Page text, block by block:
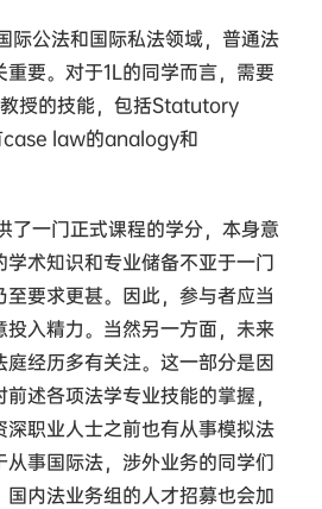
际公法和国际私法领域，普通法
要。对于1L的同学而言，需要
授的技能，包括Statutory
law的analogy和
了一门正式课程的学分，本身意
术知识和专业储备不亚于一门
要求更甚。因此，参与者应当
入精力。当然另一方面，未来
经历多有关注。这一部分是因
述各项法学专业技能的掌握，
深职业人士之前也有从事模拟法
事国际法，涉外业务的同学们
内法业务组的人才招募也会加